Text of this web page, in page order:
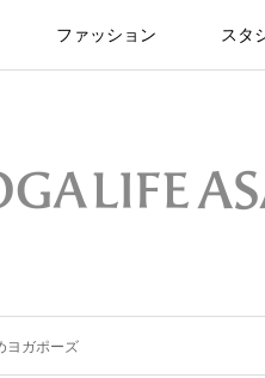
ファッション スタ
ヨガポーズ